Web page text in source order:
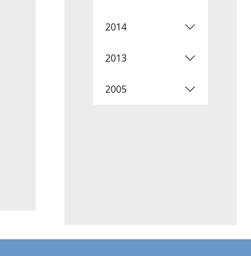
2014
2013
2005